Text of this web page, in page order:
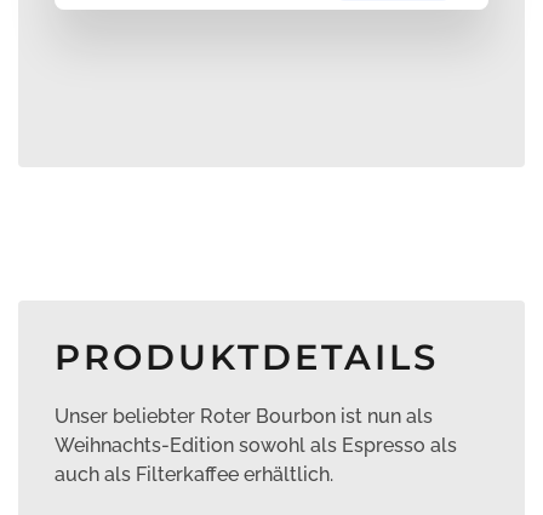
PRODUKTDETAILS
Unser beliebter Roter Bourbon ist nun als
Weihnachts-Edition sowohl als Espresso als
auch als Filterkaffee erhältlich.